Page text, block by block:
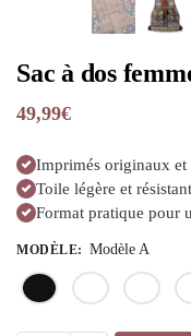
Sac à dos
49,99€
Imprimés originaux et
Toile légère et
Format pratique pour
MODÈLE: Modèle A